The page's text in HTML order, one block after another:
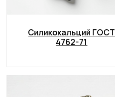
Силикокальций ГОСТ
4762-71